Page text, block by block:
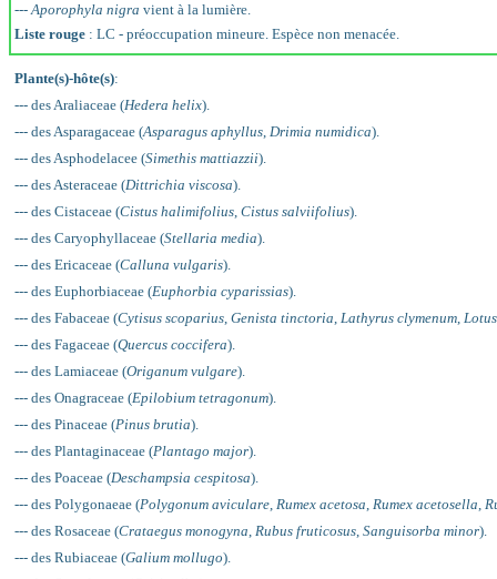
---Aporophyla nigra vient à la lumière.
Liste rouge : LC - préoccupation mineure. Espèce non menacée.
Plante(s)-hôte(s):
--- des Araliaceae (Hedera helix).
--- des Asparagaceae (Asparagus aphyllus, Drimia numidica).
--- des Asphodelacee (Simethis mattiazzii).
--- des Asteraceae (Dittrichia viscosa).
--- des Cistaceae (Cistus halimifolius, Cistus salviifolius).
--- des Caryophyllaceae (Stellaria media).
--- des Ericaceae (Calluna vulgaris).
--- des Euphorbiaceae (Euphorbia cyparissias).
--- des Fabaceae (Cytisus scoparius, Genista tinctoria, Lathyrus clymenum,
--- des Fagaceae (Quercus coccifera).
--- des Lamiaceae (Origanum vulgare).
--- des Onagraceae (Epilobium tetragonum).
--- des Pinaceae (Pinus brutia).
--- des Plantaginaceae (Plantago major).
--- des Poaceae (Deschampsia cespitosa).
--- des Polygonaeae (Polygonum aviculare, Rumex acetosa, Rumex acetosella,
--- des Rosaceae (Crataegus monogyna, Rubus fruticosus, Sanguisorba minor).
--- des Rubiaceae (Galium mollugo).